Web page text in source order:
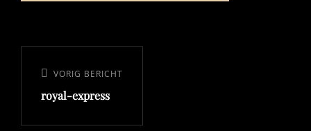
navigatie
Vorig
bericht
VORIG BERICHT
royal-express